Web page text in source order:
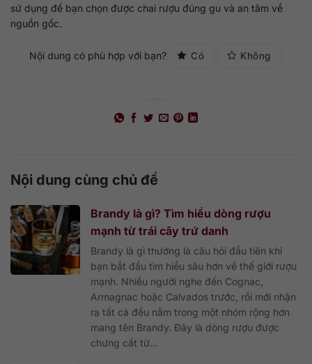
sử dụng để bạn chọn được chai rượu đúng gu và an tâm về
nguồn gốc.
Nội dung có phù hợp với bạn? Có Không
Nội dung cùng chủ đề
Brandy là gì? Tìm hiểu dòng rượu
mạnh từ trái cây trứ danh
Brandy là gì thường là câu hỏi đầu tiên khi
bạn bắt đầu tìm hiểu sâu hơn về thế giới rượu
mạnh. Nhiều người nghe đến Cognac,
Armagnac hoặc Calvados trước, rồi mới nhận
ra tất cả đều nằm trong một nhóm rộng hơn
mang tên Brandy. Đây là dòng rượu được
chưng cất từ...